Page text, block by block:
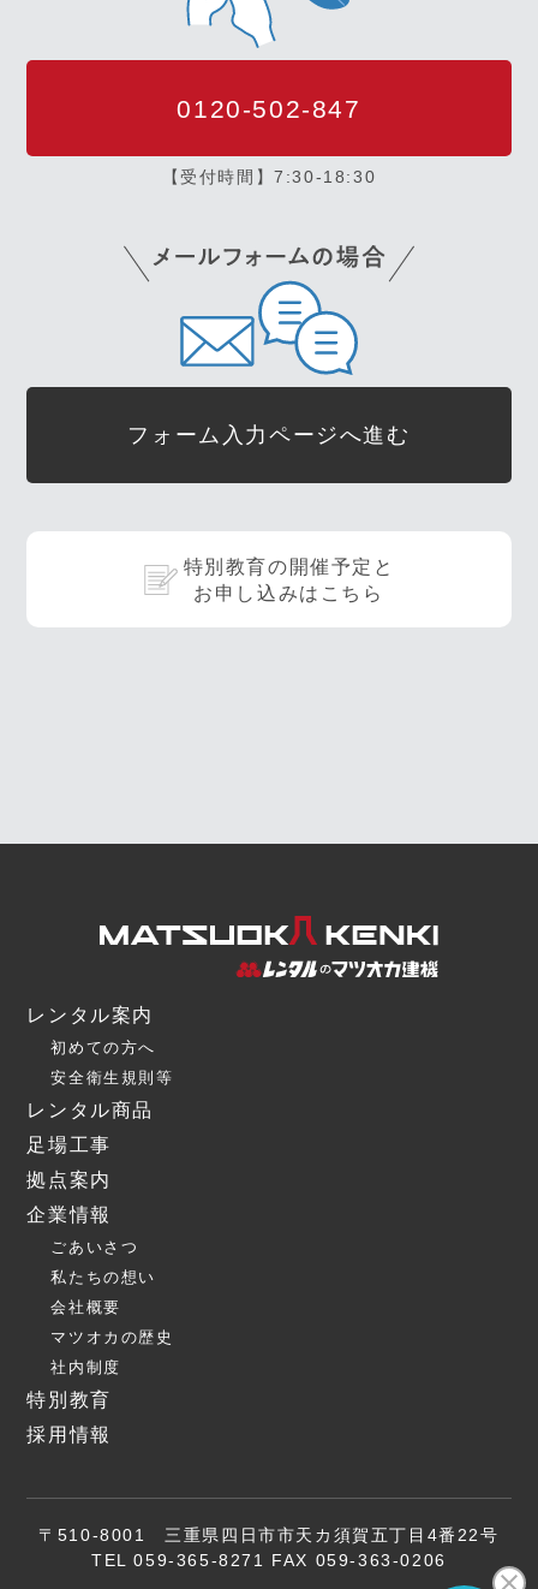
0120-502-847
【受付時間】7:30-18:30
フォーム入力ページへ進む
特別教育の開催予定と
お申し込みはこちら
レンタル案内
初めての方へ
安全衛生規則等
レンタル商品
足場工事
拠点案内
企業情報
ごあいさつ
私たちの想い
会社概要
マツオカの歴史
社内制度
特別教育
採用情報
〒510-8001 三重県四日市市天カ須賀五丁目4番22号
TEL 059-365-8271 FAX 059-363-0206